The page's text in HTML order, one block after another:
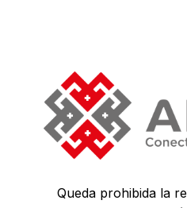
Queda prohibida la